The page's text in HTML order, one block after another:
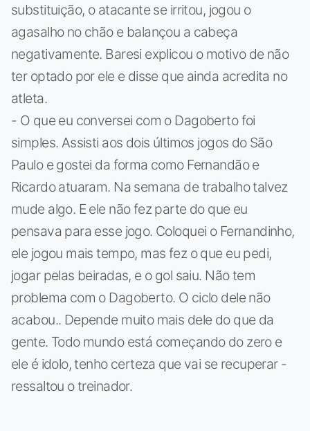
substituição, o atacante se irritou, jogou o
agasalho no chão e balançou a cabeça
negativamente. Baresi explicou o motivo de não
ter optado por ele e disse que ainda acredita no
atleta.
- O que eu conversei com o Dagoberto foi
simples. Assisti aos dois últimos jogos do São
Paulo e gostei da forma como Fernandão e
Ricardo atuaram. Na semana de trabalho talvez
mude algo. E ele não fez parte do que eu
pensava para esse jogo. Coloquei o Fernandinho,
ele jogou mais tempo, mas fez o que eu pedi,
jogar pelas beiradas, e o gol saiu. Não tem
problema com o Dagoberto. O ciclo dele não
acabou.. Depende muito mais dele do que da
gente. Todo mundo está começando do zero e
ele é idolo, tenho certeza que vai se recuperar -
ressaltou o treinador.